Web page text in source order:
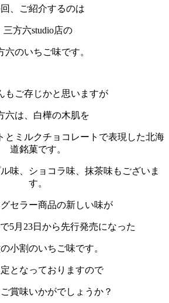
、ご紹介するのは
三方六studio店の
六のいちご味です。
もご存じかと思いますが
六は、白樺の木肌を
とミルクチョコレートで表現した北海
道銘菓です。
味、ショコラ味、抹茶味もございま
す。
セラー商品の新しい味が
5月23日から先行発売になった
小割のいちご味です。
となっておりますので
賞味いかがでしょうか？